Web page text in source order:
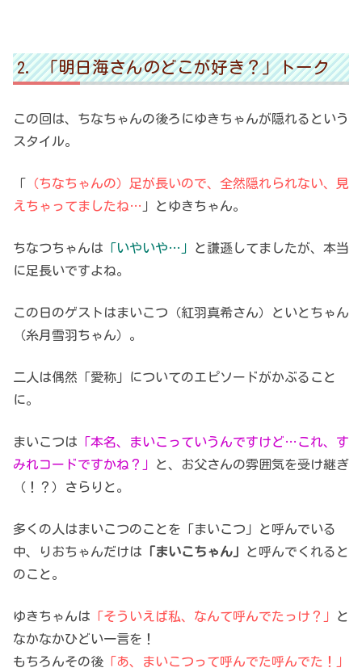
「明日海さんのどこが好き？」トーク
この回は、ちなちゃんの後ろにゆきちゃんが隠れるという
スタイル。
「
（ちなちゃんの）足が長いので、全然隠れられない、見
えちゃってましたね… 」とゆきちゃん。
ちなつちゃんは 「いやいや…」
と謙遜してましたが、本当
に足長いですよね。
この日のゲストはまいこつ（紅羽真希さん）といとちゃん
（糸月雪羽ちゃん）。
二人は偶然「愛称」についてのエピソードがかぶること
に。
まいこつは 「本名、まいこっていうんですけど…これ、す
みれコードですかね？」
と、お父さんの雰囲気を受け継ぎ
（！？）さらりと。
多くの人はまいこつのことを「まいこつ」と呼んでいる
中、りおちゃんだけは 「まいこちゃん」
と呼んでくれると
のこと。
ゆきちゃんは 「そういえば私、なんて呼んでたっけ？」
と
なかなかひどい一言を！
もちろんその後 「あ、まいこつって呼んでた呼んでた！」